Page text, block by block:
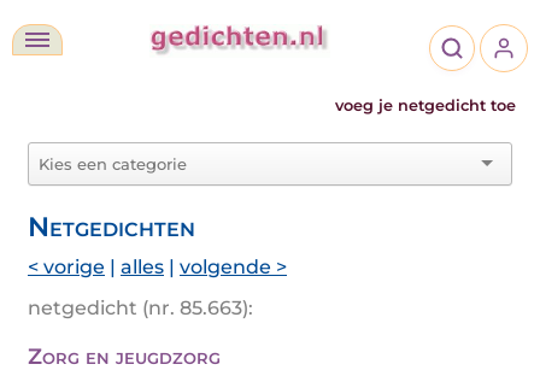
voeg je netgedicht toe
Netgedichten
< vorige | alles | volgende >
netgedicht (nr. 85.663):
Zorg en jeugdzorg